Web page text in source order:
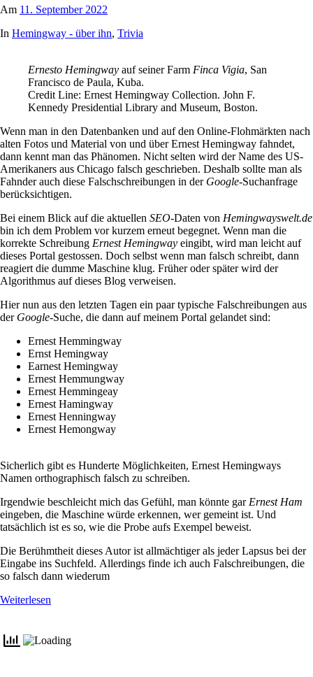
Am 11. September 2022
In Hemingway - über ihn, Trivia
Ernesto Hemingway auf seiner Farm Finca Vigia, San
Francisco de Paula, Kuba.
Credit Line: Ernest Hemingway Collection. John F.
Kennedy Presidential Library and Museum, Boston.
Wenn man in den Datenbanken und auf den Online-Flohmärkten nach
alten Fotos und Material von und über Ernest Hemingway fahndet,
dann kennt man das Phänomen. Nicht selten wird der Name des US-
Amerikaners aus Chicago falsch geschrieben. Deshalb sollte man als
Fahnder auch diese Falschschreibungen in der Google-Suchanfrage
berücksichtigen.
Bei einem Blick auf die aktuellen SEO-Daten von Hemingwayswelt.de
bin ich dem Problem vor kurzem erneut begegnet. Wenn man die
korrekte Schreibung Ernest Hemingway eingibt, wird man leicht auf
dieses Portal gestossen. Doch selbst wenn man falsch schreibt, dann
reagiert die dumme Maschine klug. Früher oder später wird der
Algorithmus auf dieses Blog verweisen.
Hier nun aus den letzten Tagen ein paar typische Falschreibungen aus
der Google-Suche, die dann auf meinem Portal gelandet sind:
Ernest Hemmingway
Ernst Hemingway
Earnest Hemingway
Ernest Hemmungway
Ernest Hemmingeay
Ernest Hamingway
Ernest Henningway
Ernest Hemongway
Sicherlich gibt es Hunderte Möglichkeiten, Ernest Hemingways
Namen orthographisch falsch zu schreiben.
Irgendwie beschleicht mich das Gefühl, man könnte gar Ernest Ham
eingeben, die Maschine würde erkennen, wer gemeint ist. Und
tatsächlich ist es so, wie die Probe aufs Exempel beweist.
Die Berühmtheit dieses Autor ist allmächtiger als jeder Lapsus bei der
Eingabe ins Suchfeld. Allerdings finde ich auch Falschreibungen, die
so falsch dann wiederum
Weiterlesen